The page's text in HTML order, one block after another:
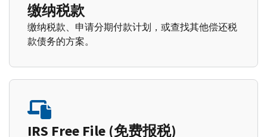
缴纳税款
缴纳税款、申请分期付款计划，或查找其他偿还税
款债务的方案。
IRS Free File (免费报税)